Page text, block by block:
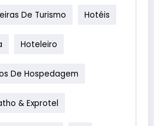
De Turismo Hotéis
Hoteleiro
De Hospedagem
& Exprotel